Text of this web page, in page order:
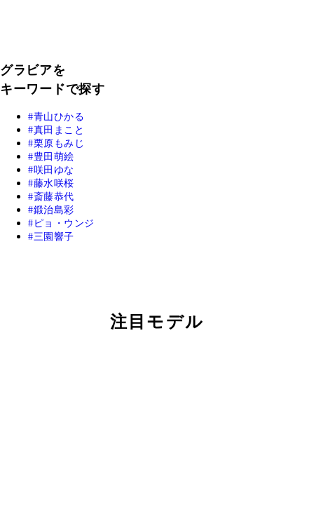
グラビアを
キーワードで探す
青山ひかる
真田まこと
栗原もみじ
豊田萌絵
咲田ゆな
藤水咲桜
斎藤恭代
鍛治島彩
ピョ・ウンジ
三園響子
注目モデル